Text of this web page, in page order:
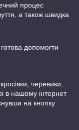
процес
а також швидка
допомогти
черевики,
в нашому інтернет
на кнопку